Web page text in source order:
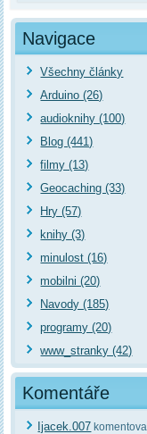
Navigace
Všechny články
Arduino (26)
audioknihy (100)
Blog (441)
filmy (13)
Geocaching (33)
Hry (57)
knihy (3)
minulost (16)
mobilni (20)
Navody (185)
programy (20)
www_stranky (42)
Komentáře
Ijacek.007